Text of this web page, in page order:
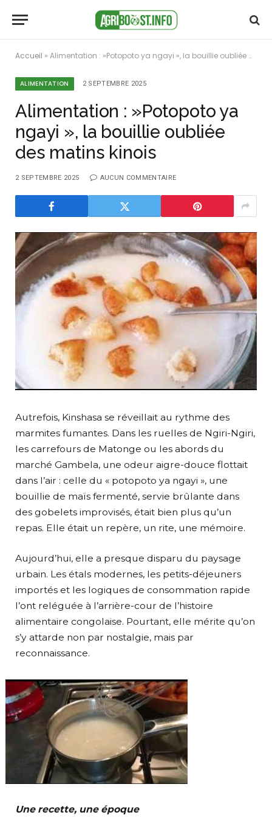
Accueil » Alimentation : »Potopoto ya ngayi », la bouillie oubliée des matins kinois
ALIMENTATION 2 SEPTEMBRE 2025
Alimentation : »Potopoto ya
ngayi », la bouillie oubliée
des matins kinois
2 SEPTEMBRE 2025 AUCUN COMMENTAIRE
Autrefois, Kinshasa se réveillait au rythme des
marmites fumantes. Dans les ruelles de Ngiri-Ngiri,
les carrefours de Matonge ou les abords du
marché Gambela, une odeur aigre-douce flottait
dans l’air : celle du « potopoto ya ngayi », une
bouillie de maïs fermenté, servie brûlante dans
des gobelets improvisés, était bien plus qu’un
repas. Elle était un repère, un rite, une mémoire.
Aujourd’hui, elle a presque disparu du paysage
urbain. Les étals modernes, les petits-déjeuners
importés et les logiques de consommation rapide
l’ont reléguée à l’arrière-cour de l’histoire
alimentaire congolaise. Pourtant, elle mérite qu’on
s’y attarde non par nostalgie, mais par
reconnaissance.
Une recette, une époque